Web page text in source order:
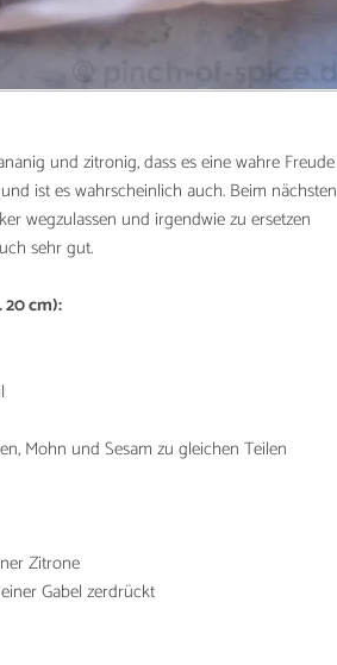
und zitronig, dass es eine wahre Freude
ist es wahrscheinlich auch. Beim nächsten
wegzulassen und irgendwie zu ersetzen
sehr gut.
cm):
Mohn und Sesam zu gleichen Teilen
Zitrone
Gabel zerdrückt